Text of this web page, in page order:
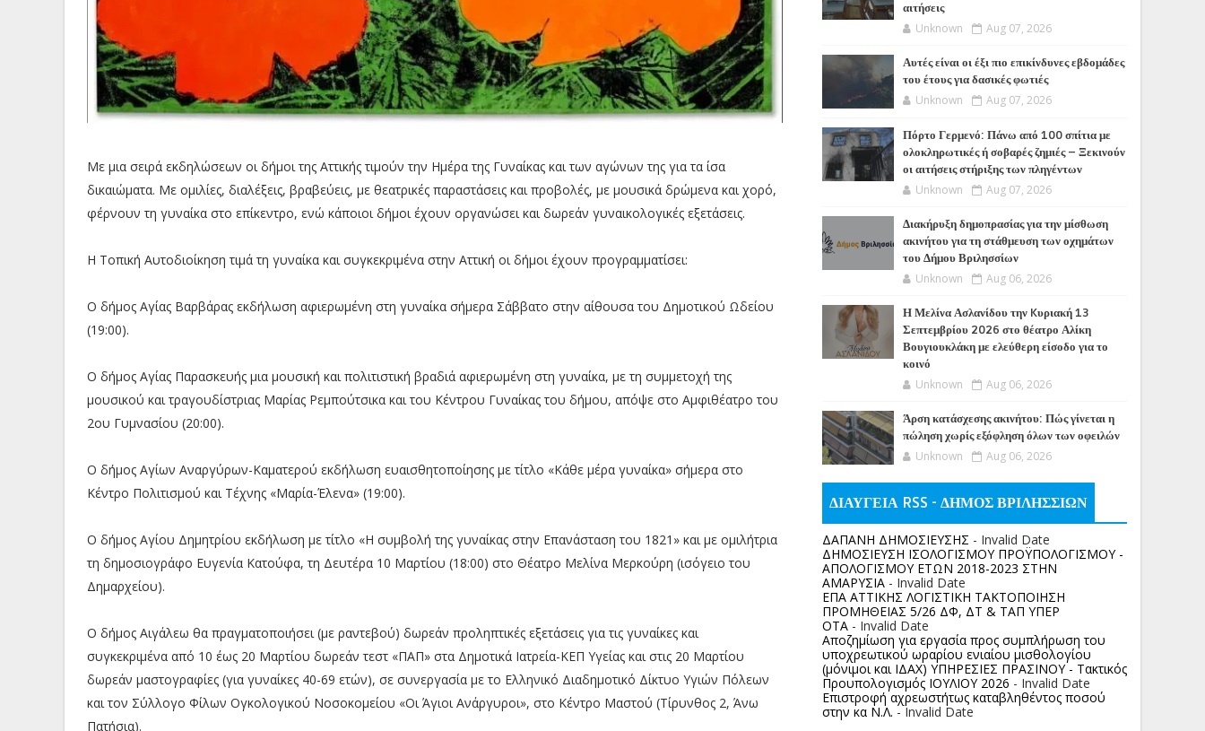
Με μια σειρά εκδηλώσεων οι δήμοι της Αττικής τιμούν την Ημέρα της Γυναίκας και των αγώνων της για τα ίσα
δικαιώματα. Με ομιλίες, διαλέξεις, βραβεύεις, με θεατρικές παραστάσεις και προβολές, με μουσικά δρώμενα και χορό,
φέρνουν τη γυναίκα στο επίκεντρο, ενώ κάποιοι δήμοι έχουν οργανώσει και δωρεάν γυναικολογικές εξετάσεις.
Η Τοπική Αυτοδιοίκηση τιμά τη γυναίκα και συγκεκριμένα στην Αττική οι δήμοι έχουν προγραμματίσει:
Ο δήμος Αγίας Βαρβάρας εκδήλωση αφιερωμένη στη γυναίκα σήμερα Σάββατο στην αίθουσα του Δημοτικού Ωδείου
(19:00).
Ο δήμος Αγίας Παρασκευής μια μουσική και πολιτιστική βραδιά αφιερωμένη στη γυναίκα, με τη συμμετοχή της
μουσικού και τραγουδίστριας Μαρίας Ρεμπούτσικα και του Κέντρου Γυναίκας του δήμου, απόψε στο Αμφιθέατρο του
2ου Γυμνασίου (20:00).
Ο δήμος Αγίων Αναργύρων-Καματερού εκδήλωση ευαισθητοποίησης με τίτλο «Κάθε μέρα γυναίκα» σήμερα στο
Κέντρο Πολιτισμού και Τέχνης «Μαρία-Έλενα» (19:00).
Ο δήμος Αγίου Δημητρίου εκδήλωση με τίτλο «Η συμβολή της γυναίκας στην Επανάσταση του 1821» και με ομιλήτρια
τη δημοσιογράφο Ευγενία Κατούφα, τη Δευτέρα 10 Μαρτίου (18:00) στο Θέατρο Μελίνα Μερκούρη (ισόγειο του
Δημαρχείου).
Ο δήμος Αιγάλεω θα πραγματοποιήσει (με ραντεβού) δωρεάν προληπτικές εξετάσεις για τις γυναίκες και
συγκεκριμένα από 10 έως 20 Μαρτίου δωρεάν τεστ «ΠΑΠ» στα Δημοτικά Ιατρεία-ΚΕΠ Υγείας και στις 20 Μαρτίου
δωρεάν μαστογραφίες (για γυναίκες 40-69 ετών), σε συνεργασία με το Ελληνικό Διαδημοτικό Δίκτυο Υγιών Πόλεων
και τον Σύλλογο Φίλων Ογκολογικού Νοσοκομείου «Οι Άγιοι Ανάργυροι», στο Κέντρο Μαστού (Τίρυνθος 2, Άνω
Πατήσια).
αιτήσεις
Unknown Aug 07, 2026
Αυτές είναι οι έξι πιο επικίνδυνες εβδομάδες
του έτους για δασικές φωτιές
Unknown Aug 07, 2026
Πόρτο Γερμενό: Πάνω από 100 σπίτια με
ολοκληρωτικές ή σοβαρές ζημιές – Ξεκινούν
οι αιτήσεις στήριξης των πληγέντων
Unknown Aug 07, 2026
Διακήρυξη δημοπρασίας για την μίσθωση
ακινήτου για τη στάθμευση των οχημάτων
του Δήμου Βριλησσίων
Unknown Aug 06, 2026
Η Μελίνα Ασλανίδου την Kυριακή 13
Σεπτεμβρίου 2026 στο θέατρο Αλίκη
Βουγιουκλάκη με ελεύθερη είσοδο για το
κοινό
Unknown Aug 06, 2026
Άρση κατάσχεσης ακινήτου: Πώς γίνεται η
πώληση χωρίς εξόφληση όλων των οφειλών
Unknown Aug 06, 2026
ΔΙΑΥΓΕΙΑ RSS - ΔΗΜΟΣ ΒΡΙΛΗΣΣΙΩΝ
ΔΑΠΑΝΗ ΔΗΜΟΣΙΕΥΣΗΣ - Invalid Date
ΔΗΜΟΣΙΕΥΣΗ ΙΣΟΛΟΓΙΣΜΟΥ ΠΡΟΫΠΟΛΟΓΙΣΜΟΥ -
ΑΠΟΛΟΓΙΣΜΟΥ ΕΤΩΝ 2018-2023 ΣΤΗΝ
ΑΜΑΡΥΣΙΑ - Invalid Date
ΕΠΑ ΑΤΤΙΚΗΣ ΛΟΓΙΣΤΙΚΗ ΤΑΚΤΟΠΟΙΗΣΗ
ΠΡΟΜΗΘΕΙΑΣ 5/26 ΔΦ, ΔΤ & ΤΑΠ ΥΠΕΡ
ΟΤΑ - Invalid Date
Αποζημίωση για εργασία προς συμπλήρωση του
υποχρεωτικού ωραρίου ενιαίου μισθολογίου
(μόνιμοι και ΙΔΑΧ) ΥΠΗΡΕΣΙΕΣ ΠΡΑΣΙΝΟΥ - Τακτικός
Προυπολογισμός ΙΟΥΛΙΟΥ 2026 - Invalid Date
Επιστροφή αχρεωστήτως καταβληθέντος ποσoύ
στην κα Ν.Λ. - Invalid Date